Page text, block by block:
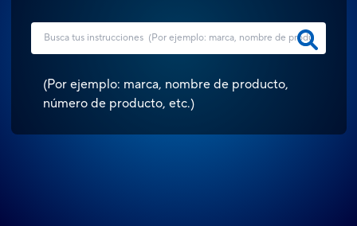
(Por ejemplo: marca, nombre de producto,
número de producto, etc.)